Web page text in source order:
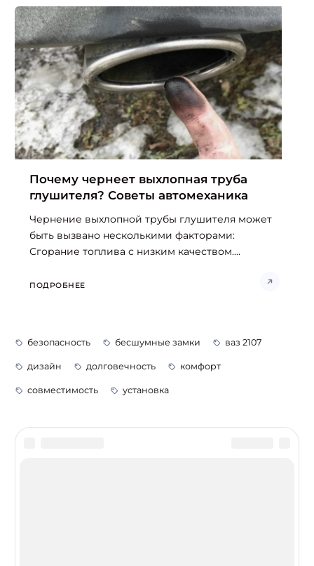
Почему чернеет выхлопная труба
глушителя? Советы автомеханика
Чернение выхлопной трубы глушителя может
быть вызвано несколькими факторами:
Сгорание топлива с низким качеством....
ПОДРОБНЕЕ
безопасность бесшумные замки ваз 2107
дизайн долговечность комфорт
совместимость установка